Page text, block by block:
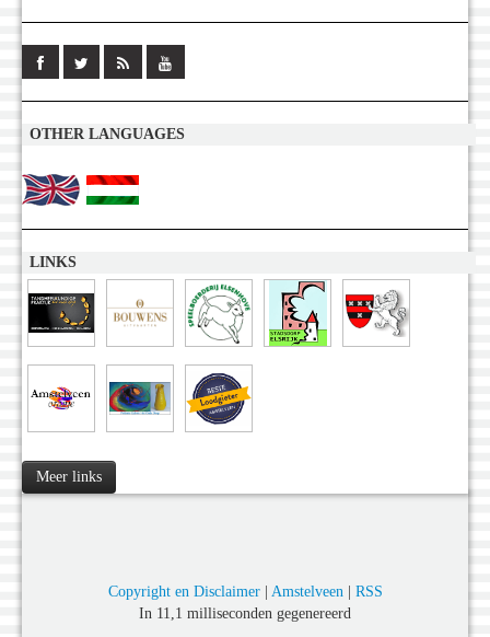
OTHER LANGUAGES
LINKS
Meer links
Copyright en Disclaimer| Amstelveen| RSS
In 11,1 milliseconden gegenereerd